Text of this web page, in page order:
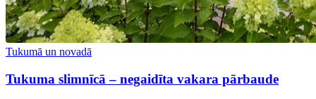
Tukumā un novadā
Tukuma slimnīcā – negaidīta vakara pārbaude